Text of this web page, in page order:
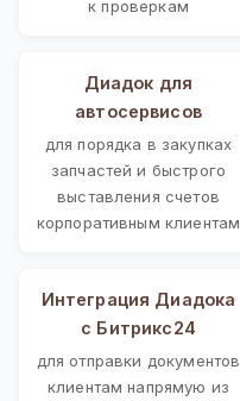
к проверкам
Диадок для
автосервисов
для порядка в закупках
запчастей и быстрого
выставления счетов
корпоративным клиентам
Интеграция Диадока
с Битрикс24
для отправки документов
клиентам напрямую из